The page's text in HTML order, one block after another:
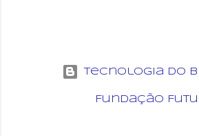
Tecnologia do
Fundação